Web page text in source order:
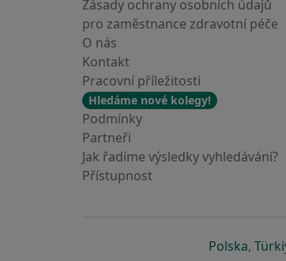
Zásady ochrany osobních údajů
pro zaměstnance zdravotní péče
O nás
Kontakt
Pracovní příležitosti
Hledáme nové kolegy!
Podmínky
Partneři
Jak řadíme výsledky vyhledávání?
Přístupnost
Polskase
,